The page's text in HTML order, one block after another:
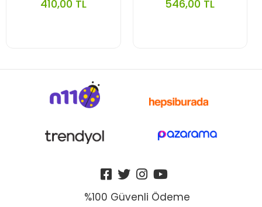
410,00 TL 546,00 TL
%100 Güvenli Ödeme